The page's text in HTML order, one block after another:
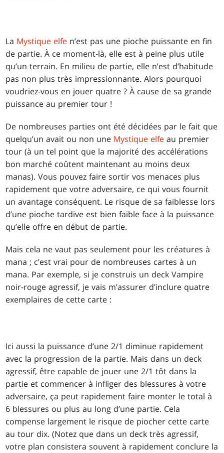
La Mystique elfe n’est pas une pioche puissante en fin
de partie. À ce moment-là, elle est à peine plus utile
qu’un terrain. En milieu de partie, elle n’est d’habitude
pas non plus très impressionnante. Alors pourquoi
voudriez-vous en jouer quatre ? À cause de sa grande
puissance au premier tour !
De nombreuses parties ont été décidées par le fait que
quelqu’un avait ou non une Mystique elfe au premier
tour (à un tel point que la majorité des accélérations
bon marché coûtent maintenant au moins deux
manas). Vous pouvez faire sortir vos menaces plus
rapidement que votre adversaire, ce qui vous fournit
un avantage conséquent. Le risque de sa faiblesse lors
d’une pioche tardive est bien faible face à la puissance
qu’elle offre en début de partie.
Mais cela ne vaut pas seulement pour les créatures à
mana ; c’est vrai pour de nombreuses cartes à un
mana. Par exemple, si je construis un deck Vampire
noir-rouge agressif, je vais m’assurer d’inclure quatre
exemplaires de cette carte :
Ici aussi la puissance d’une 2/1 diminue rapidement
avec la progression de la partie. Mais dans un deck
agressif, être capable de jouer une 2/1 tôt dans la
partie et commencer à infliger des blessures à votre
adversaire, ça peut rapidement faire monter le total à
6 blessures ou plus au long d’une partie. Cela
compense largement le risque de piocher cette carte
au tour dix. (Notez que dans un deck très agressif,
votre plan consistera souvent à rapidement conclure la